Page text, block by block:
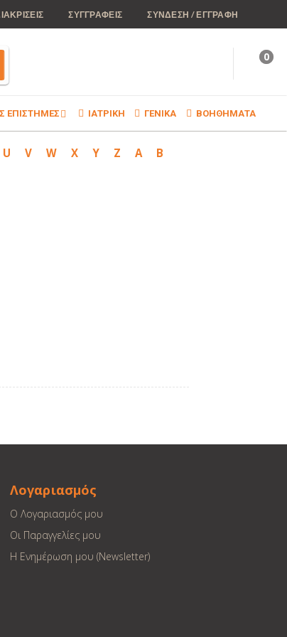
ΣΥΓΓΡΑΦΕΙΣ ΣΥΝΔΕΣΗ / ΕΓΓΡΑΦΗ
0
ΕΠΙΣΤΗΜΕΣ ΙΑΤΡΙΚΗ ΓΕΝΙΚΑ ΒΟΗΘΗΜΑΤΑ
U V W X Y Z Α
Β
Λογαριασμός
Ο Λογαριασμός μου
Οι Παραγγελίες μου
Η Ενημέρωση μου (Newsletter)